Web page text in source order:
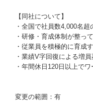
【同社について】
・全国で社員数4,000名超
・研修・育成体制が整っ
・従業員を積極的に育成
・業績V字回復による増員
・年間休日120日以上で
変更の範囲：有